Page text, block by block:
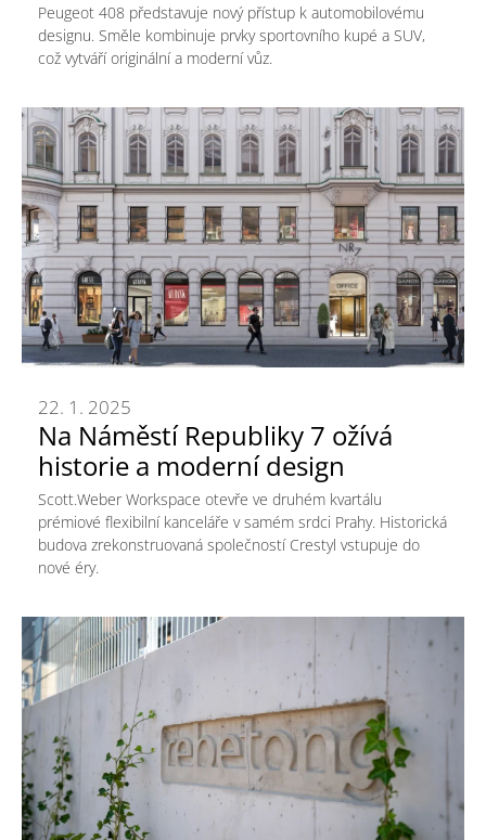
Peugeot 408 představuje nový přístup k automobilovému
designu. Směle kombinuje prvky sportovního kupé a SUV,
což vytváří originální a moderní vůz.
Na Náměstí Republiky 7 ožívá
historie a moderní design
22. 1. 2025
Scott.Weber Workspace otevře ve druhém kvartálu
prémiové flexibilní kanceláře v samém srdci Prahy. Historická
budova zrekonstruovaná společností Crestyl vstupuje do
nové éry.